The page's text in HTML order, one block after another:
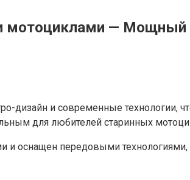
мотоциклами — Мощный
дизайн и современные технологии,
для любителей старинных
и оснащен передовыми